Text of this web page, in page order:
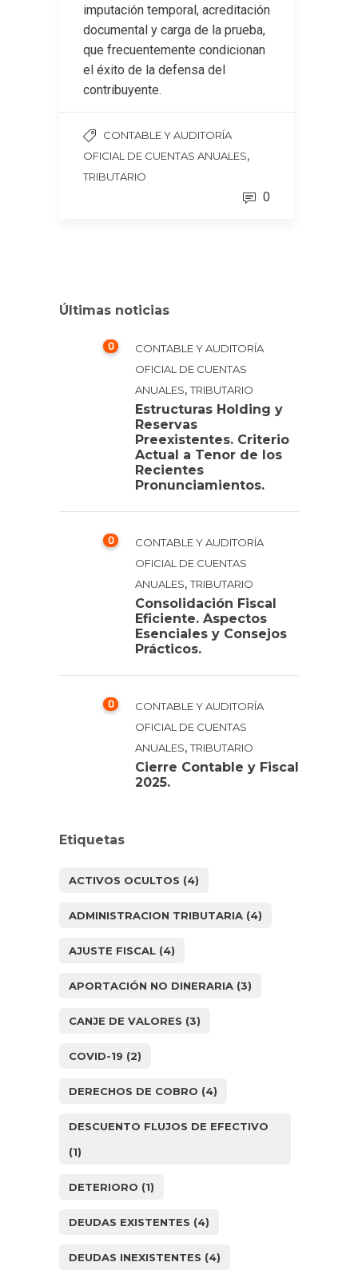
imputación temporal, acreditación
documental y carga de la prueba,
que frecuentemente condicionan
el éxito de la defensa del
contribuyente.
CONTABLE Y AUDITORÍA
OFICIAL DE CUENTAS ANUALES,
TRIBUTARIO
0
Últimas noticias
0
CONTABLE Y AUDITORÍA
OFICIAL DE CUENTAS
ANUALES,TRIBUTARIO
Estructuras Holding y
Reservas
Preexistentes. Criterio
Actual a Tenor de los
Recientes
Pronunciamientos.
0
CONTABLE Y AUDITORÍA
OFICIAL DE CUENTAS
ANUALES,TRIBUTARIO
Consolidación Fiscal
Eficiente. Aspectos
Esenciales y Consejos
Prácticos.
0
CONTABLE Y AUDITORÍA
OFICIAL DE CUENTAS
ANUALES,TRIBUTARIO
Cierre Contable y Fiscal
2025.
Etiquetas
ACTIVOS OCULTOS (4)
ADMINISTRACION TRIBUTARIA (4)
AJUSTE FISCAL (4)
APORTACIÓN NO DINERARIA (3)
CANJE DE VALORES (3)
COVID-19 (2)
DERECHOS DE COBRO (4)
DESCUENTO FLUJOS DE EFECTIVO
(1)
DETERIORO (1)
DEUDAS EXISTENTES (4)
DEUDAS INEXISTENTES (4)